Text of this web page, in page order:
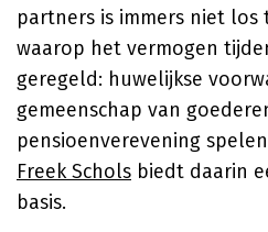
partners is immers niet los
waarop het vermogen
geregeld: huwelijkse
gemeenschap van
pensioenverevening
Freek Schols biedt daarin
basis.